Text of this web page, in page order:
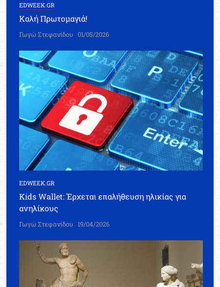
EDWEEK.GR
Καλή Πρωτομαγιά!
Γωγώ Στεφανίδου 01/05/2026
EDWEEK.GR
Kids Wallet: Έρχεται επαλήθευση ηλικίας για
ανηλίκους
Γωγώ Στεφανίδου 19/04/2026